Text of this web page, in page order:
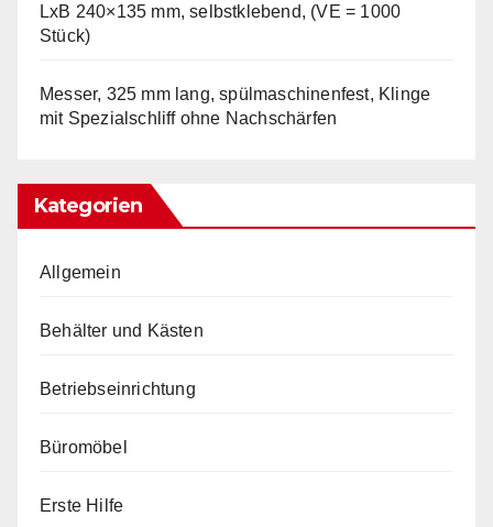
LxB 240×135 mm, selbstklebend, (VE = 1000
Stück)
Messer, 325 mm lang, spülmaschinenfest, Klinge
mit Spezialschliff ohne Nachschärfen
Kategorien
Allgemein
Behälter und Kästen
Betriebseinrichtung
Büromöbel
Erste Hilfe